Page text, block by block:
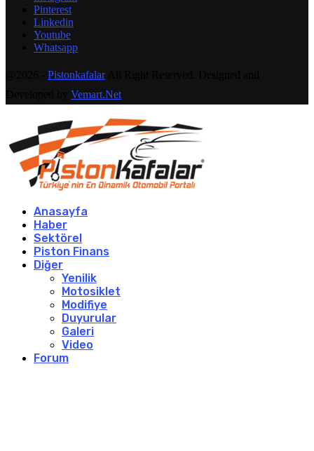
Pinterest
Linkedin
Youtube
Whatsapp
PistonkafalarAll Right Reserved. Designed and
Vemart.Net
Anasayfa
Haber
Sektörel
Piston Finans
Diğer
Yenilik
Motosiklet
Modifiye
Duyurular
Galeri
Video
Forum